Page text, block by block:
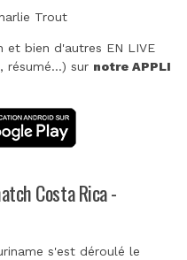
Trout
bien d'autres EN LIVE
résumé...) sur notre APPLI
Costa Rica -
s'est déroulé le